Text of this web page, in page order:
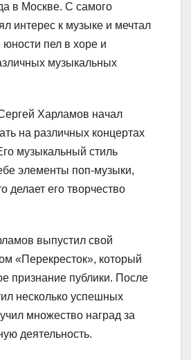
в Москве. С самого
интерес к музыке и мечтал
пел в хоре и
музыкальных
Харламов начал
на различных концертах
музыкальный стиль
элементы поп-музыки,
делает его творчество
выпустил свой
«Перекресток», который
признание публики. После
несколько успешных
множество наград за
деятельность.